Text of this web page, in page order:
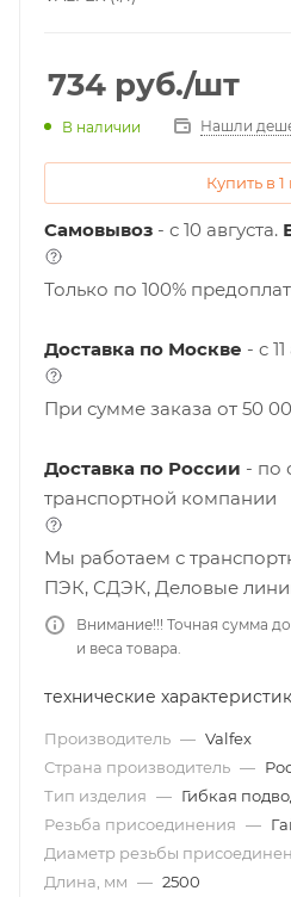
734 руб./шт
В наличии Нашли
Купить в 1
Самовывоз - с 10 августа.
Только по 100%
Доставка по Москве - c
При сумме заказа от 50
Доставка по России - по
транспортной компании
Мы работаем с
ПЭК, СДЭК, Деловые
Внимание!!! Точная сумма
и веса товара.
технические
Производитель — Valfex
Страна производитель —
Тип изделия — Гибкая
Резьба присоединения —
Диаметр резьбы
Длина, мм — 2500